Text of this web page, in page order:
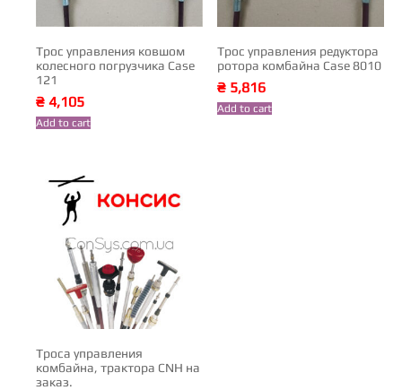
Трос управления ковшом
колесного погрузчика Case
121
₴ 4,105
Add to cart
Трос управления редуктора
ротора комбайна Case 8010
₴ 5,816
Add to cart
Троса управления
комбайна, трактора CNH на
заказ.